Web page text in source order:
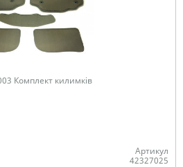
Комплект килимків
Артикул
42327025